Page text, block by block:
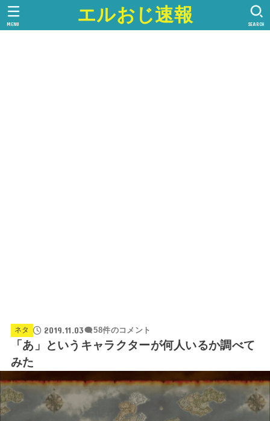
エルおじ速報 SEARCH
MENU
ネタ 2019.11.03 58件のコメント
「あ」というキャラクターが何人いるか調べて
みた